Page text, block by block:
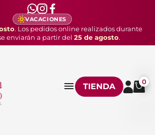
VACACIONES
. Los pedidos online realizados durante
enviarán a partir del 25 de agosto.
TIENDA 0